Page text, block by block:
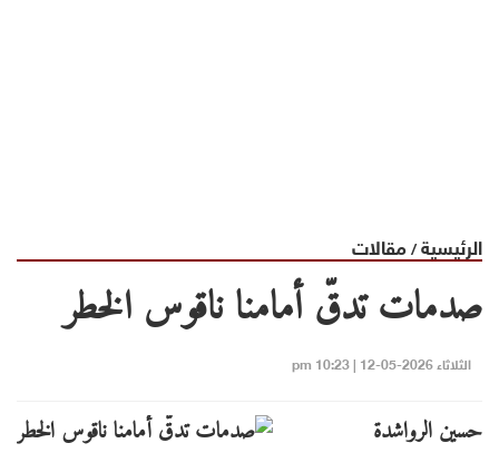
الرئيسية/مقالات
صدمات تدقّ أمامنا ناقوس الخطر
الثلاثاء 2026-05-12 | 10:23 pm
حسين الرواشدة